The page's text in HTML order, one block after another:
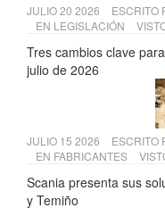
JULIO 20 2026 ESCRITO
EN LEGISLACIÓN
Tres cambios clave
julio de 2026
JULIO 15 2026 ESCRITO
EN FABRICANTES
Scania presenta sus
y Temiño